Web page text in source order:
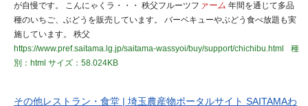
が自慢です。 こんにゃくラ・・・ 秩父フルーツフ ァーム 年間を通じて多品
種のいちご、ぶどうを販売しています。 バーベキューやぶどう食べ放題も実
施しています。 秩父
https://www.pref.saitama.lg.jp/saitama-wassyoi/buy/support/chichibu.html
種
別：html サイズ：58.024KB
その他レストラン・食堂 | 埼玉農産物ポータルサイト SAITAMAわ